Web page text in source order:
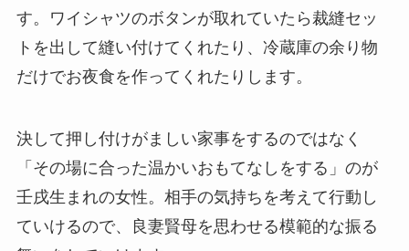
す。ワイシャツのボタンが取れていたら裁縫セッ
トを出して縫い付けてくれたり、冷蔵庫の余り物
だけでお夜食を作ってくれたりします。
決して押し付けがましい家事をするのではなく
「その場に合った温かいおもてなしをする」のが
壬戌生まれの女性。相手の気持ちを考えて行動し
ていけるので、良妻賢母を思わせる模範的な振る